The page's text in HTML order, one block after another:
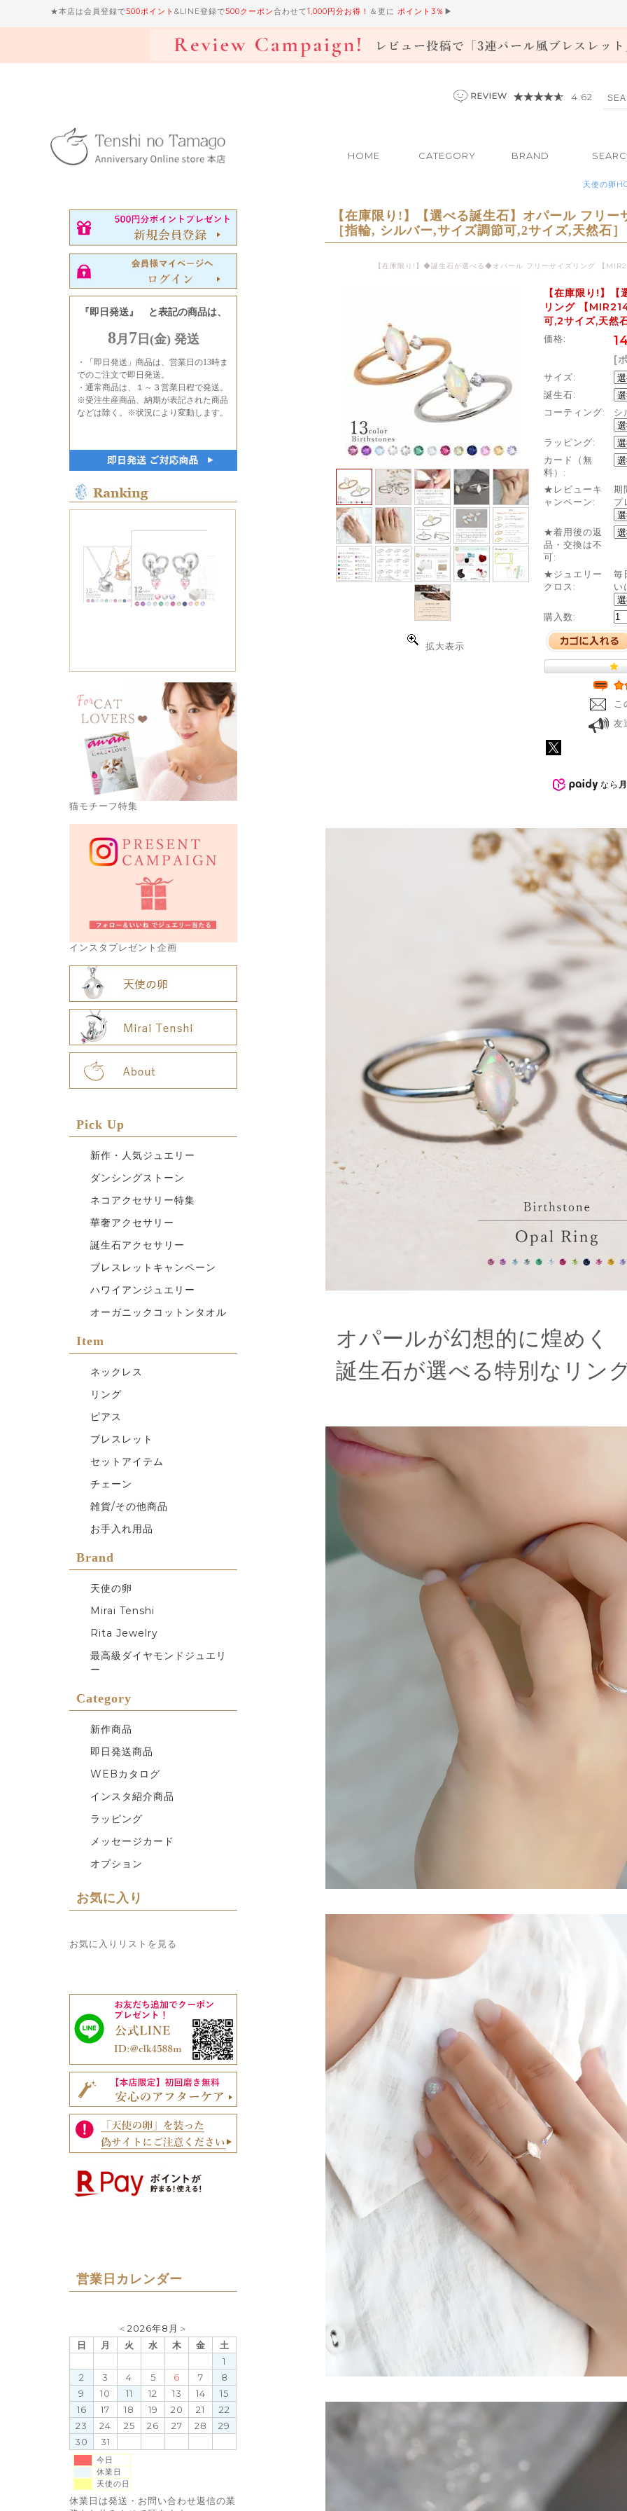
★本店は会員登録で500ポイント &LINE登録で500クーポン合わせて1,000円分お得！ ＆更に ポイント3％ ▶
4.62
HOME CATEGORY BRAND
猫モチーフ特集
インスタプレゼント企画
Pick Up
新作・人気ジュエリー
ダンシングストーン
ネコアクセサリー特集
華奢アクセサリー
誕生石アクセサリー
ブレスレットキャンペーン
ハワイアンジュエリー
オーガニックコットンタオル
Item
ネックレス
リング
ピアス
ブレスレット
セットアイテム
チェーン
雑貨/その他商品
お手入れ用品
Brand
天使の卵
Mirai Tenshi
Rita Jewelry
最高級ダイヤモンドジュエリ
ー
Category
新作商品
即日発送商品
WEBカタログ
インスタ紹介商品
ラッピング
メッセージカード
オプション
お気に入り
お気に入りリストを見る
営業日カレンダー
＜ 2026年8月 ＞
日
月 火 水 木 金
土
1
2
3 4 5 6 7
8
9
10 11 12 13 14
15
16
17 18 19 20 21
22
23
24 25 26 27 28
29
30
31
今日
休業日
天使の日
休業日は発送・お問い合わせ返信の業
天使の卵
【在庫限り!】【選べる誕生石】オパール フリ
［指輪, シルバー,サイズ調節可,2サイズ,天然石
【在庫限り!】◆誕生石が選べる◆オパール フリーサイズリング 【
拡大表示
【在庫限り!】
リング 【
可,2サイズ,天然
価格:
[
サイズ:
誕生石:
コーティング:
シ
ラッピング:
カード（無
料）:
★レビューキ
ャンペーン:
期
プ
★着用後の返
品・交換は不
可:
★ジュエリー
クロス:
毎
い
購入数:
友
なら
オパールが幻想的に煌めく
誕生石が選べる特別なリン